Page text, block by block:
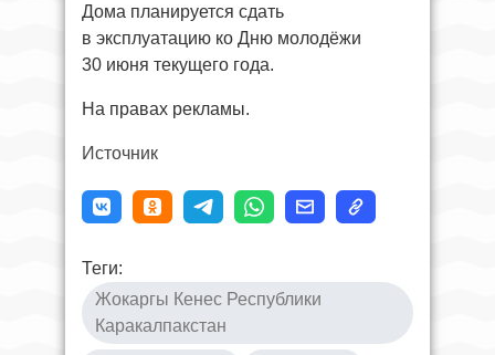
Дома планируется сдать
в эксплуатацию ко Дню молодёжи
30 июня текущего года.
На правах рекламы.
Источник
Теги:
Жокаргы Кенес Республики
Каракалпакстан